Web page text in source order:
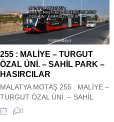
saatleri siz değerli
ziyaretçilerimizin hizmetindedir.
Hareket saatleri güncel olup
sitemiz tarafından güncel olarak
çekilmektedir. 252 : MALİYE-
HANIMIN ÇİFTLİĞİ-
KARABAĞLAR OTOBÜS
255 : MALİYE – TURGUT
ÖZAL ÜNİ. – SAHİL PARK –
HASIRCILAR
MALATYA MOTAŞ 255 : MALİYE –
TURGUT ÖZAL ÜNİ. – SAHİL
PARK – HASIRCILAR OTOBÜS
HAREKET SAATLERİ Malatya
0